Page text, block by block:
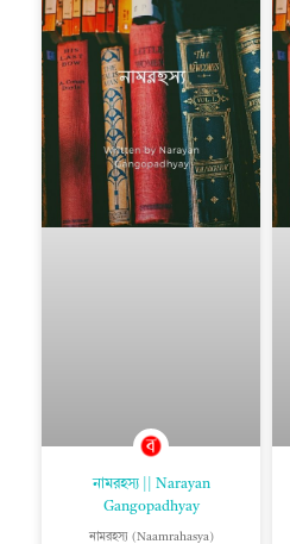
নামরহস্য || Narayan
Gangopadhyay
নামরহস্য (Naamrahasya)